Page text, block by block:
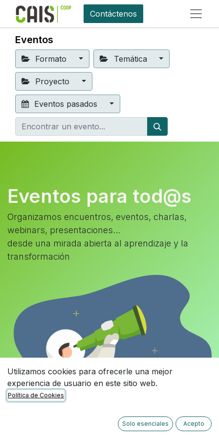
Contáctenos
Eventos
Formato Temática
Proyecto
Eventos pasados
Eventos para tod@s
Organizamos encuentros, eventos, charlas,
webinars, presentaciones...
desde una mirada abierta al aprendizaje y la
transformación
Utilizamos cookies para ofrecerle una mejor
experiencia de usuario en este sitio web.
Política de Cookies
Solo esenciales Acepto